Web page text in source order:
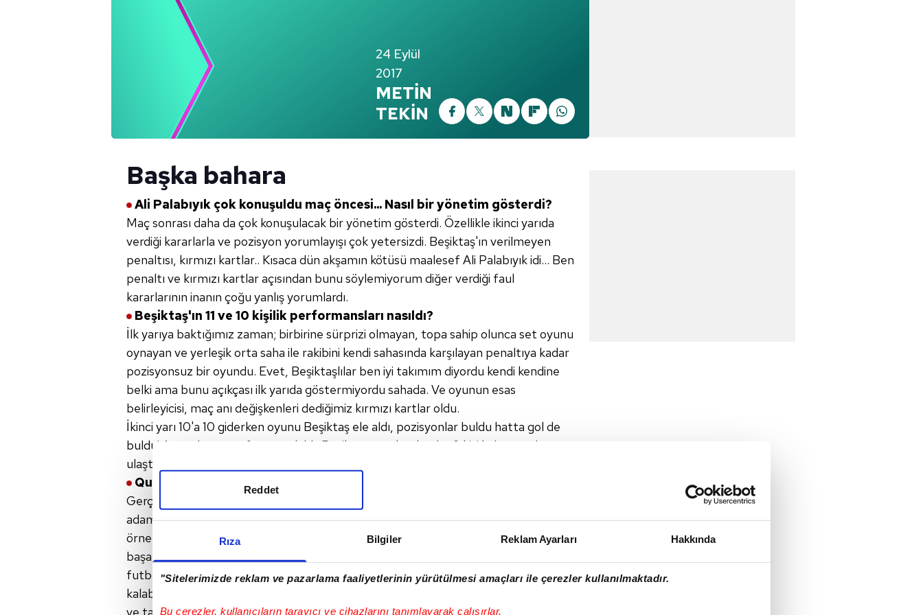
Rıza Bilgiler Reklam Ayarları Hakkında
"Sitelerimizde reklam ve pazarlama faaliyetlerinin yürütülmesi amaçları ile çerezler kullanılmaktadır.
Bu çerezler, kullanıcıların tarayıcı ve cihazlarını tanımlayarak çalışırlar.
Reddet
24 Eylül
2017
METİN
TEKİN
Başka bahara
Ali Palabıyık çok konuşuldu maç öncesi... Nasıl bir yönetim gösterdi?
Maç sonrası daha da çok konuşulacak bir yönetim gösterdi. Özellikle ikinci yarıda
verdiği kararlarla ve pozisyon yorumlayışı çok yetersizdi. Beşiktaş'ın verilmeyen
penaltısı, kırmızı kartlar.. Kısaca dün akşamın kötüsü maalesef Ali Palabıyık idi... Ben
penaltı ve kırmızı kartlar açısından bunu söylemiyorum diğer verdiği faul
kararlarının inanın çoğu yanlış yorumlardı.
Beşiktaş'ın 11 ve 10 kişilik performansları nasıldı?
İlk yarıya baktığımız zaman; birbirine sürprizi olmayan, topa sahip olunca set oyunu
oynayan ve yerleşik orta saha ile rakibini kendi sahasında karşılayan penaltıya kadar
pozisyonsuz bir oyundu. Evet, Beşiktaşlılar ben iyi takımım diyordu kendi kendine
belki ama bunu açıkçası ilk yarıda göstermiyordu sahada. Ve oyunun esas
belirleyicisi, maç anı değişkenleri dediğimiz kırmızı kartlar oldu.
İkinci yarı 10'a 10 giderken oyunu Beşiktaş ele aldı, pozisyonlar buldu hatta gol de
buldu! Ama olmayan ofsayta takıldı. Beşiktaş ancak takımlar 9 kişi kalınca gole
ulaştı ama bu puan almaya yetmedi.
Quaresma için ne dersiniz?
Gerçekten oyun sorumluluğu olmayan oyuncularla bu oyunu oynamak teknik
adamlar için de çok zor bir iş. Quaresma'nın dünkü kırmızı kartı bunun tipik bir
örneği. Oyun sizin değil Beşiktaş'ın oyunu. O yüzden yapamadıklarınızla,
başaramadıklarınızla kendi hırslarınızı kontrol edememek profesyonel futbolla,
futbolculukla kesinlikle bağdaşmaz. Bazen kırmızı kart görmek zorunda bile
kalabilirsiniz ama tabii ki böyle değil. Ama şu bir gerçek ki Beşiktaş'ın şu anki oyunu